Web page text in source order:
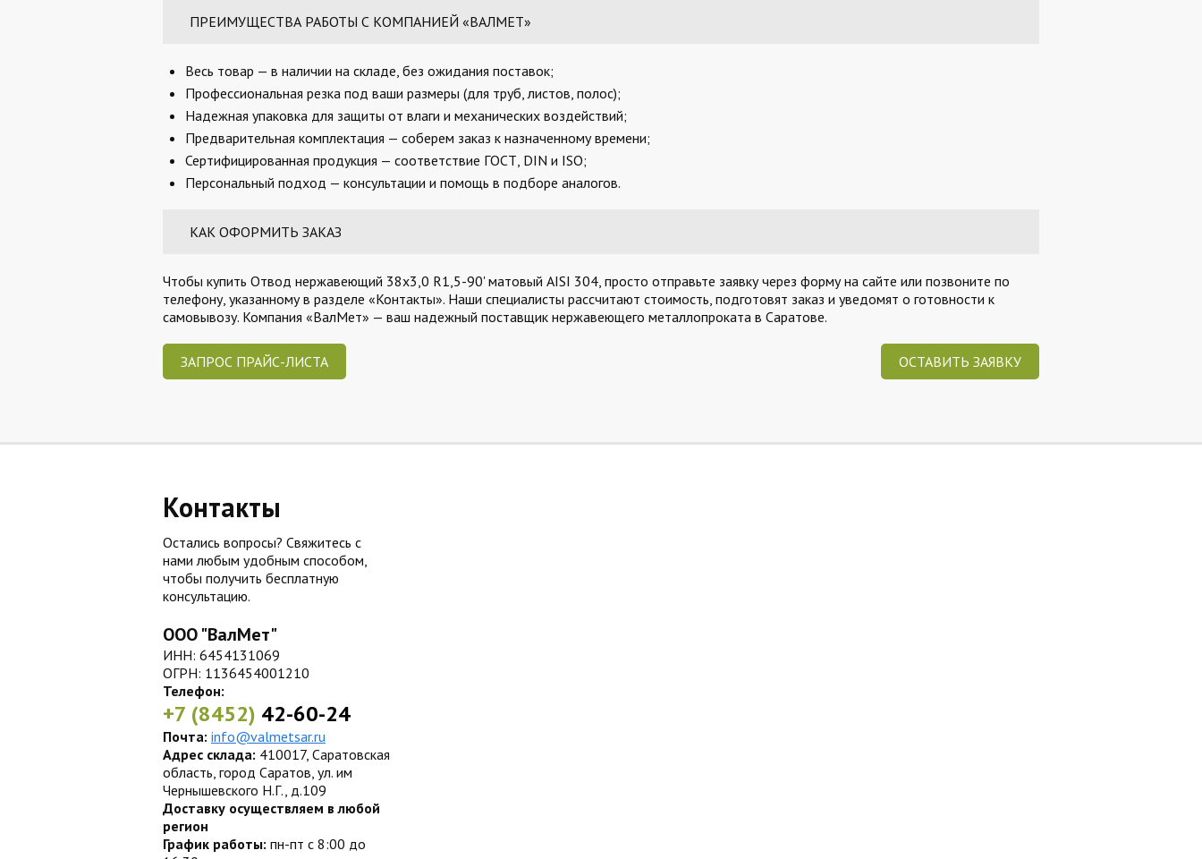
ПРЕИМУЩЕСТВА РАБОТЫ С КОМПАНИЕЙ «ВАЛМЕТ»
Весь товар — в наличии на складе, без ожидания поставок;
Профессиональная резка под ваши размеры (для труб, листов, полос);
Надежная упаковка для защиты от влаги и механических воздействий;
Предварительная комплектация — соберем заказ к назначенному времени;
Сертифицированная продукция — соответствие ГОСТ, DIN и ISO;
Персональный подход — консультации и помощь в подборе аналогов.
КАК ОФОРМИТЬ ЗАКАЗ
Чтобы купить Отвод нержавеющий 38х3,0 R1,5-90' матовый AISI 304, просто отправьте заявку через форму на сайте или позвоните по
телефону, указанному в разделе «Контакты». Наши специалисты рассчитают стоимость, подготовят заказ и уведомят о готовности к
самовывозу. Компания «ВалМет» — ваш надежный поставщик нержавеющего металлопроката в Саратове.
ЗАПРОС ПРАЙС-ЛИСТА ОСТАВИТЬ ЗАЯВКУ
Контакты
Остались вопросы? Свяжитесь с
нами любым удобным способом,
чтобы получить бесплатную
консультацию.
ООО "ВалМет"
ИНН: 6454131069
ОГРН: 1136454001210
Телефон:
+7 (8452) 42-60-24
Почта: info@valmetsar.ru
Адрес склада: 410017, Саратовская
область, город Саратов, ул. им
Чернышевского Н.Г., д.109
Доставку осуществляем в любой
регион
График работы: пн-пт с 8:00 до